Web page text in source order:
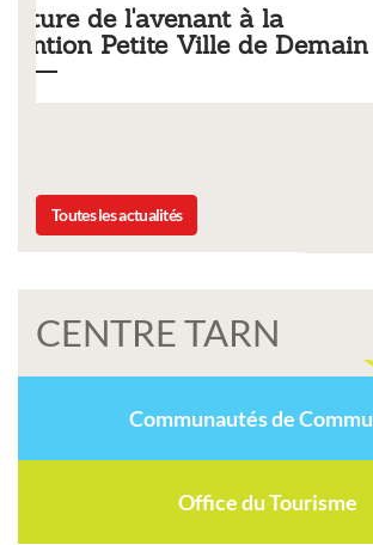
Tarifs 2026 des
municipaux
délibération du conseil municipal du
Toutes les actualités
CENTRE TARN
Communautés de
Office du Tourisme